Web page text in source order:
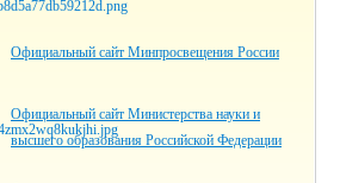
Официальный сайт Минпросвещения России
Официальный сайт Министерства науки и
высшего образования Российской Федерации